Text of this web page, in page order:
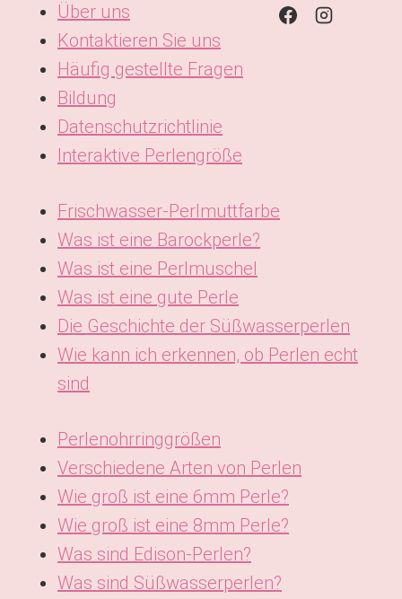
Über uns
Kontaktieren Sie uns
Häufig gestellte Fragen
Bildung
Datenschutzrichtlinie
Interaktive Perlengröße
Frischwasser-Perlmuttfarbe
Was ist eine Barockperle?
Was ist eine Perlmuschel
Was ist eine gute Perle
Die Geschichte der Süßwasserperlen
Wie kann ich erkennen, ob Perlen echt
sind
Perlenohrringgrößen
Verschiedene Arten von Perlen
Wie groß ist eine 6mm Perle?
Wie groß ist eine 8mm Perle?
Was sind Edison-Perlen?
Was sind Süßwasserperlen?